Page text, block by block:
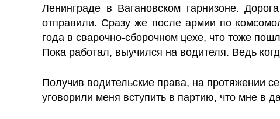
Ленинграде в Вагановском гарнизоне.
отправили. Сразу же после армии по
года в сварочно-сборочном цехе, что тоже
Пока работал, выучился на водителя. Ведь
Получив водительские права, на протяжении
уговорили меня вступить в партию, что мне в